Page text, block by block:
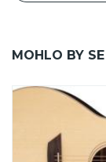
MOHLO BY